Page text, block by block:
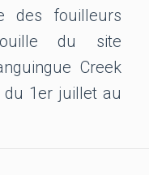
des fouilleurs
du site
Creek
du 1er juillet au